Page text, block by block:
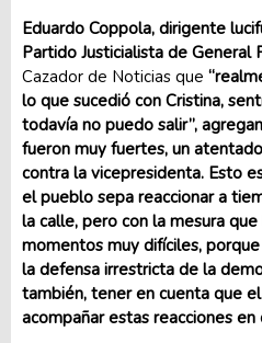
Eduardo Coppola, dirigente
Partido Justicialista de General
Cazador de Noticias que
lo que sucedió con Cristina,
todavía no puedo salir”,
fueron muy fuertes, un
contra la vicepresidenta. Esto
el pueblo sepa reaccionar a
la calle, pero con la mesura
momentos muy difíciles,
la defensa irrestricta de la
también, tener en cuenta que
acompañar estas reacciones en